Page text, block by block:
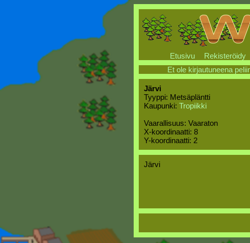
Etusivu Rekisteröidy
Et ole kirjautuneena
Järvi
Tyyppi: Metsäpläntti
Kaupunki: Tropiikki
Vaarallisuus: Vaaraton
X-koordinaatti: 8
Y-koordinaatti: 2
Järvi